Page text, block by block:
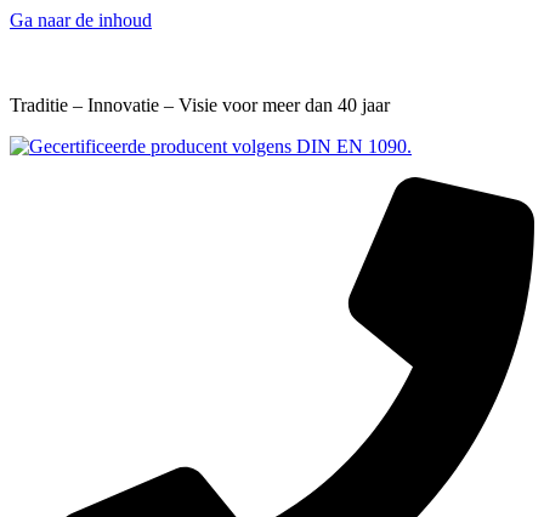
Ga naar de inhoud
Traditie – Innovatie – Visie voor meer dan 40 jaar